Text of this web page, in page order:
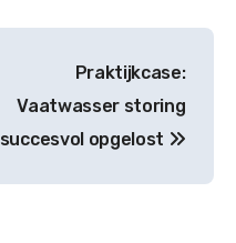
Praktijkcase:
Vaatwasser storing
succesvol opgelost